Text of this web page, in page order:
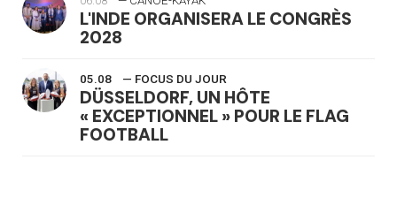
L'INDE ORGANISERA LE CONGRÈS
2028
05.08 — FOCUS DU JOUR
DÜSSELDORF, UN HÔTE
« EXCEPTIONNEL » POUR LE FLAG
FOOTBALL